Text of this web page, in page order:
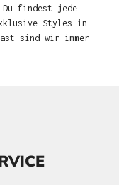
findest jede
Styles in
sind wir immer